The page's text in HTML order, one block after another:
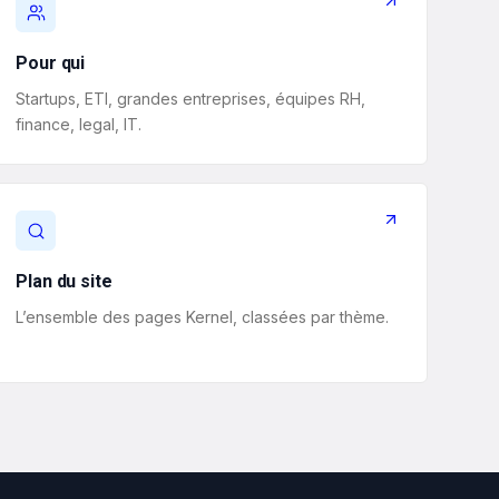
Pour qui
Startups, ETI, grandes entreprises, équipes RH,
finance, legal, IT.
Plan du site
L’ensemble des pages Kernel, classées par thème.